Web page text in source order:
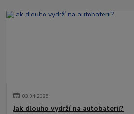
03.04.2025
Jak dlouho vydrží na autobaterii?